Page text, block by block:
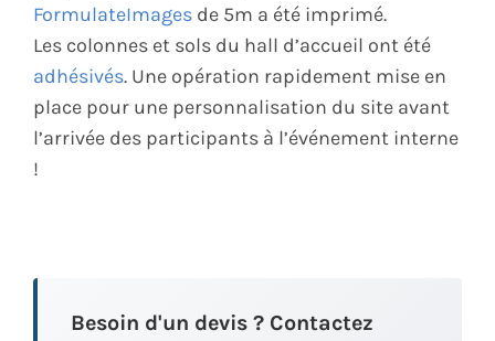
FormulateImages de 5m a été imprimé.
Les colonnes et sols du hall d’accueil ont été
adhésivés. Une opération rapidement mise en
place pour une personnalisation du site avant
l’arrivée des participants à l’événement interne
!
Besoin d'un devis ? Contactez